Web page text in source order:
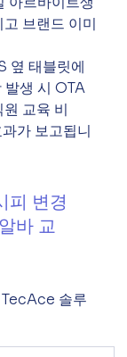
브랜드 이미
옆 태블릿에
생 시 OTA
교육 비
가 보고됩니
피 변경
바 교
TecAce 솔루